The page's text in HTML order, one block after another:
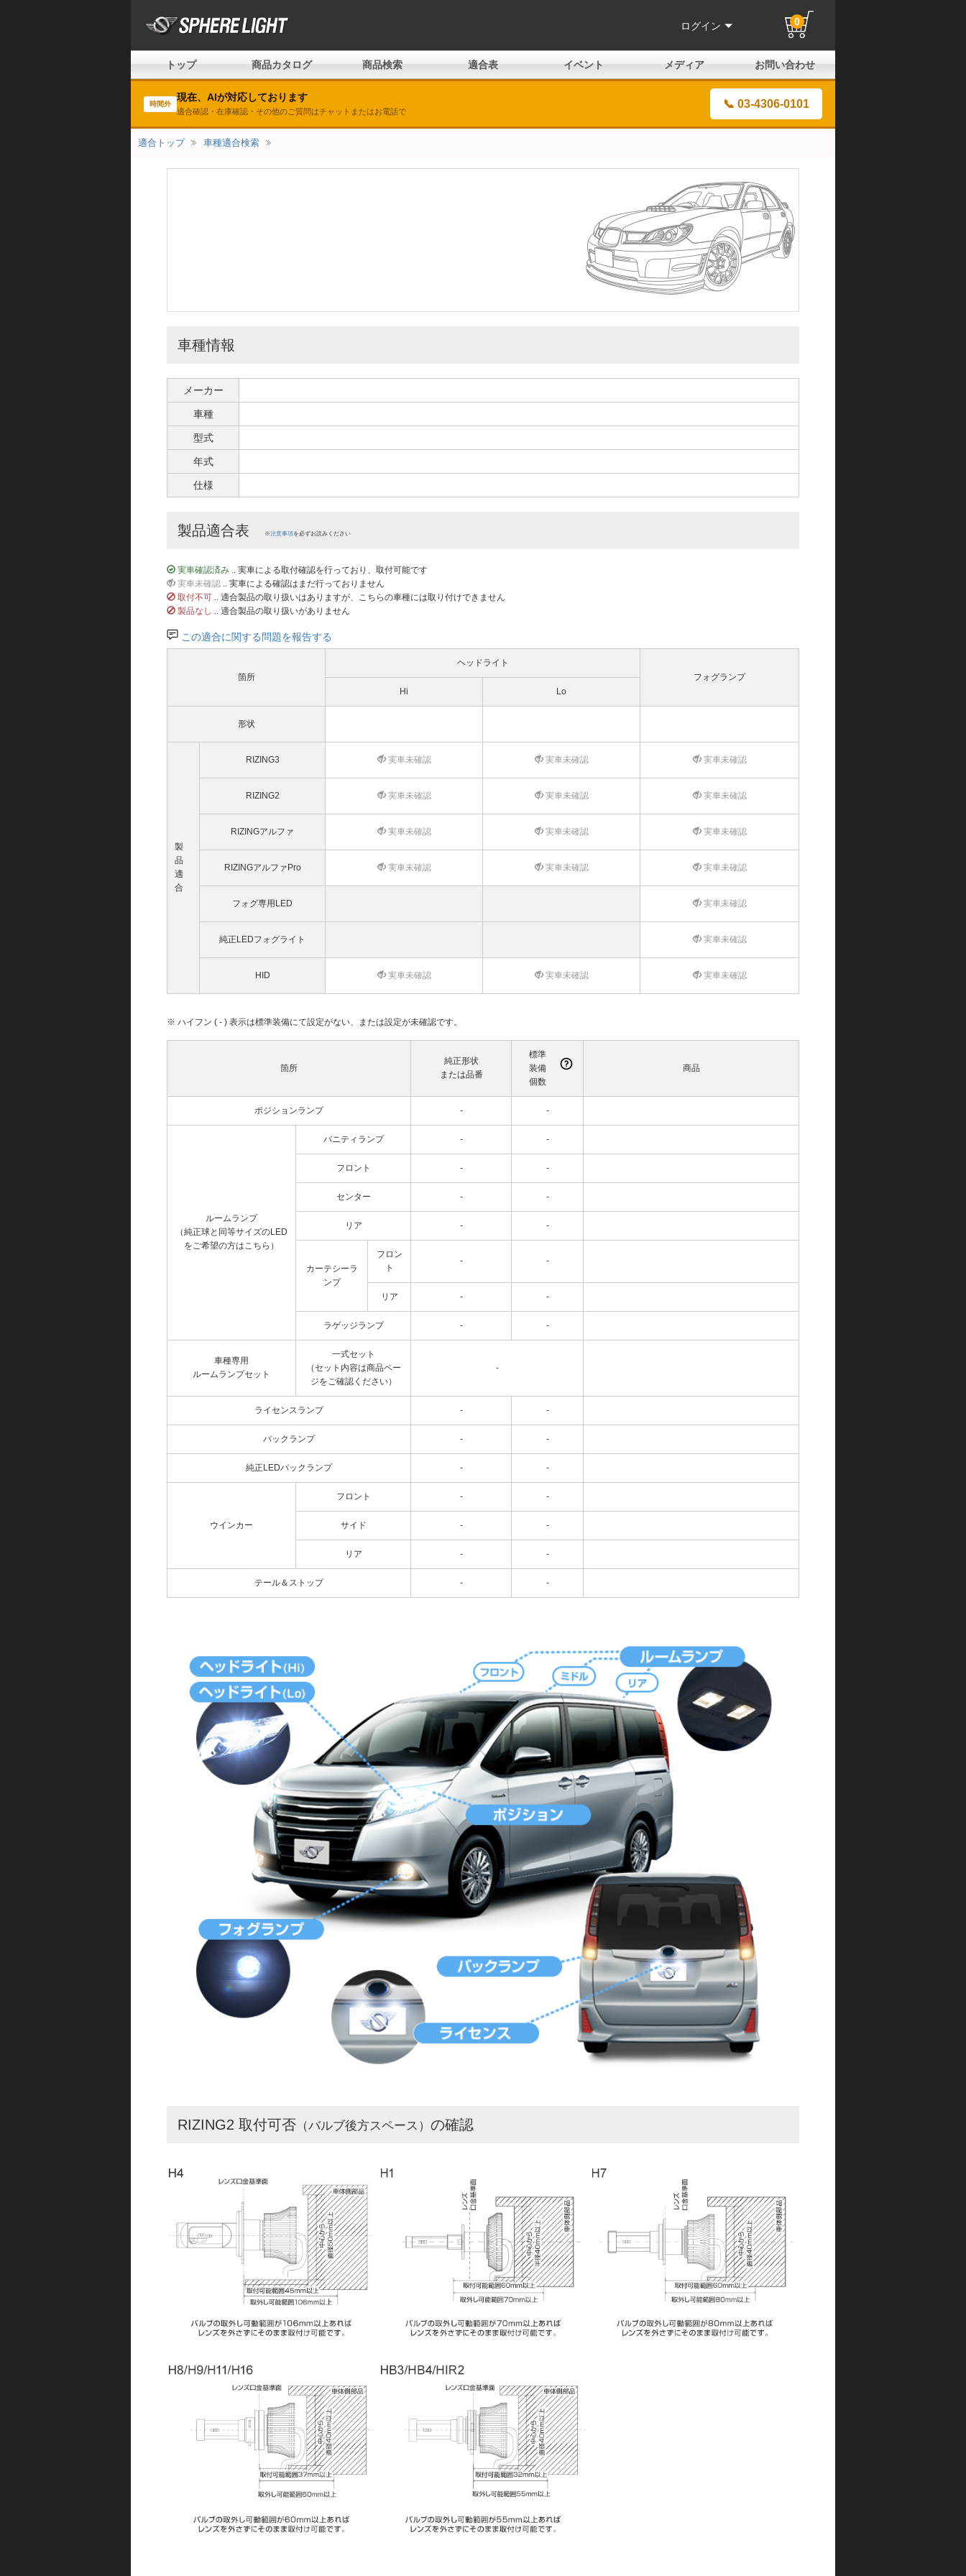
ログイン 0
トップ 商品カタログ 商品検索 適合表 イベント メディア お問い合わせ
時間外
現在、AIが対応しております
適合確認・在庫確認・その他のご質問はチャットまたはお電話で
📞 03-4306-0101
適合トップ 車種適合検索
車種情報
メーカー
車種
型式
年式
仕様
製品適合表 ※注意事項を必ずお読みください
実車確認済み .. 実車による取付確認を行っており、取付可能です
実車未確認 .. 実車による確認はまだ行っておりません
取付不可 .. 適合製品の取り扱いはありますが、こちらの車種には取り付けできません
製品なし .. 適合製品の取り扱いがありません
この適合に関する問題を報告する
箇所
ヘッドライト
フォグランプ
Hi
Lo
形状
製
品
適
合
RIZING3 実車未確認 実車未確認 実車未確認
RIZING2 実車未確認 実車未確認 実車未確認
RIZINGアルファ 実車未確認 実車未確認 実車未確認
RIZINGアルファPro 実車未確認 実車未確認 実車未確認
フォグ専用LED 実車未確認
純正LEDフォグライト 実車未確認
HID 実車未確認 実車未確認 実車未確認
※ ハイフン ( - ) 表示は標準装備にて設定がない、または設定が未確認です。
箇所
純正形状
または品番
標準
装備
個数
商品
ポジションランプ - -
ルームランプ
（純正球と同等サイズのLED
をご希望の方はこちら）
バニティランプ - -
フロント - -
センター - -
リア - -
カーテシーラ
ンプ
フロン
ト
- -
リア - -
ラゲッジランプ - -
車種専用
ルームランプセット
一式セット
（セット内容は商品ペー
ジをご確認ください）
-
ライセンスランプ - -
バックランプ - -
純正LEDバックランプ - -
ウインカー
フロント - -
サイド - -
リア - -
テール＆ストップ - -
RIZING2 取付可否 （バルブ後方スペース） の確認